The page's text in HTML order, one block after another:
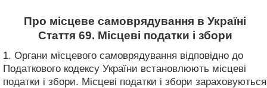
Про місцеве самоврядування в Україні
Стаття 69. Місцеві податки і збори
1. Органи місцевого самоврядування відповідно до
Податкового кодексу України встановлюють місцеві
податки і збори. Місцеві податки і збори зараховуються